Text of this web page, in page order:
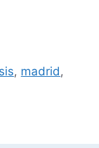
, madrid,